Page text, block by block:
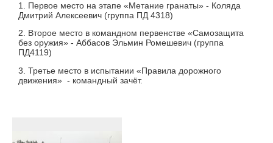
1. Первое место на этапе «Метание гранаты» - Коляда
Дмитрий Алексеевич (группа ПД 4318)
2. Второе место в командном первенстве «Самозащита
без оружия» - Аббасов Эльмин Ромешевич (группа
ПД4119)
3. Третье место в испытании «Правила дорожного
движения» - командный зачёт.